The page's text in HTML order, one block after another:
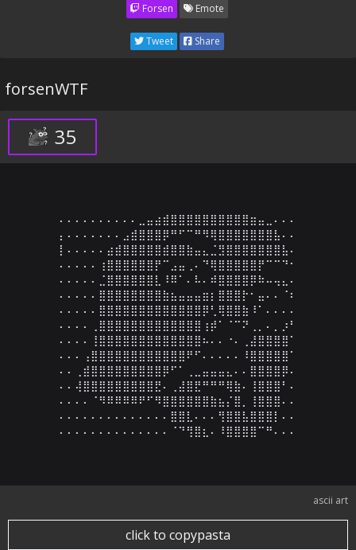
Forsen Emote
Tweet Share
forsenWTF
35
⠄⠄⠄⠄⠄⠄⠄⠄⠄⠄⣀⣤⣴⣾⣿⣿⣿⣿⣿⣿⣿⣿⣿⣿⣶⣤⣀⠄⠄⠄
⡄⠄⠄⠄⠄⠄⠄⠄⣠⣾⣿⣿⣿⡿⠛⠋⠉⠛⠻⢿⣿⣿⣿⣿⣿⣿⣿⣧⠄⠄
⡇⠄⠄⠄⠄⠄⣴⣾⣿⣿⣿⣿⣿⣾⣿⣿⣷⣤⣄⣈⣻⣿⣿⣿⣿⣿⣿⣿⣧⠄
⠄⠄⠄⠄⠄⢰⣿⣿⣿⣿⣿⣿⡟⠉⣠⣤⢀⠄⠙⢿⣿⣿⣿⣿⣿⡟⠉⠉⠙⠂
⠄⠄⠄⠄⠄⣈⣿⣿⣿⣿⣿⣿⣇⠸⠿⠁⠄⠧⠄⠾⣿⣿⣿⣿⡿⠷⠤⢤⣄⠄
⠄⠄⠄⠄⠄⣿⣿⣿⣿⣿⣿⣿⣿⣷⣦⣤⣤⣤⣶⡆⣿⣿⣿⡗⠂⣤⠄⠄⠈⠆
⠄⠄⠄⠄⠄⣿⣿⣿⣿⣿⣿⣿⣿⣿⣿⣿⣿⣿⡿⢃⢿⣿⣿⣷⠸⠁⠄⠄⠄⠄
⠄⠄⠄⠄⢀⣿⣿⣿⣿⣿⣿⣿⣿⣿⣿⣿⣿⣿⢰⡾⠁⠈⠉⠝⢀⡀⠄⡀⡰⠃
⠄⠄⠄⠄⢸⣿⣿⣿⣿⣿⣿⣿⣿⣿⣿⣿⣿⣿⠦⠄⠄⠐⠄⢀⣼⣿⣿⣿⣿⠁
⠄⠄⠄⢠⣿⣿⣿⣿⣿⣿⣿⣿⣿⣿⣿⣿⠟⠋⠄⠄⠄⠄⠄⠸⣿⣿⣿⣿⣿⠁
⠄⠄⢀⣾⣿⣿⣿⣿⣿⣿⣿⣿⣿⡿⠋⠁⢀⣀⣤⣤⣤⣄⠄⠄⣿⣿⣿⣿⡿⠄
⠄⠄⢼⣿⣿⣿⣿⣿⣿⣿⣿⣿⣟⠄⢀⣼⣿⣟⠛⠛⠛⢿⣷⠄⢸⣿⣿⣿⠃⠄
⠄⠄⠄⠄⠈⠻⠿⠿⠿⠿⠟⠋⠻⣿⣿⣿⣿⣿⣿⣷⣦⡌⣿⡀⢸⣿⣿⣿⠄⠄
⠄⠄⠄⠄⠄⠄⠄⠄⠄⠄⠄⠄⠄⠄⣿⣿⣇⠄⠄⠄⢻⣿⣿⣧⣿⣿⣿⡇⠄⠄
⠄⠄⠄⠄⠄⠄⠄⠄⠄⠄⠄⠄⠄⠄⠈⠙⢻⣿⣆⠄⠸⣿⣿⣿⣿⠉⠛⠄⠄⠄
ascii art
click to copypasta